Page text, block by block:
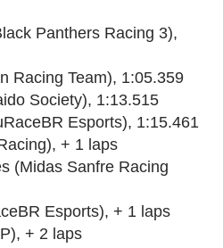
Panthers Racing 3),
Racing Team), 1:05.359
Society), 1:13.515
Esports), 1:15.461
+ 1 laps
(Midas Sanfre Racing
Esports), + 1 laps
+ 2 laps